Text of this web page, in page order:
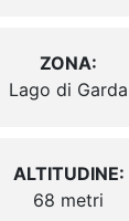
ZONA:
Lago di Garda
ALTITUDINE:
68 metri